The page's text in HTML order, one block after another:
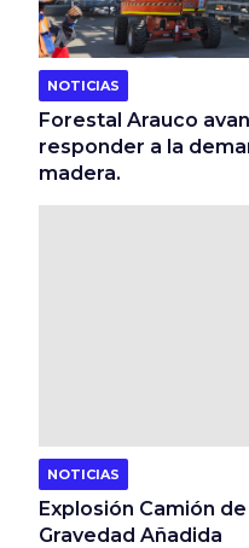
NOTICIAS
Forestal Arauco
responder a la
madera.
NOTICIAS
Explosión Camión
Gravedad Añadida